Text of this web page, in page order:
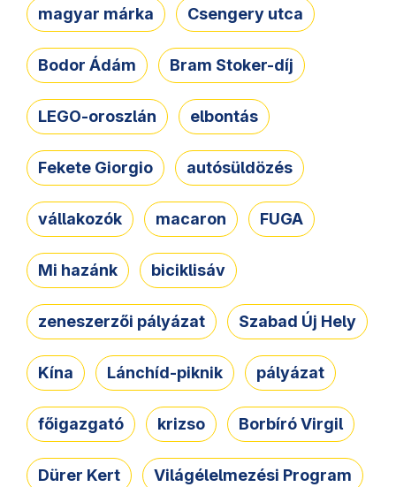
magyar márka Csengery utca
Bodor Ádám Bram Stoker-díj
LEGO-oroszlán elbontás
Fekete Giorgio autósüldözés
vállakozók macaron FUGA
Mi hazánk biciklisáv
zeneszerzői pályázat Szabad Új Hely
Kína Lánchíd-piknik pályázat
főigazgató krizso Borbíró Virgil
Dürer Kert Világélelmezési Program